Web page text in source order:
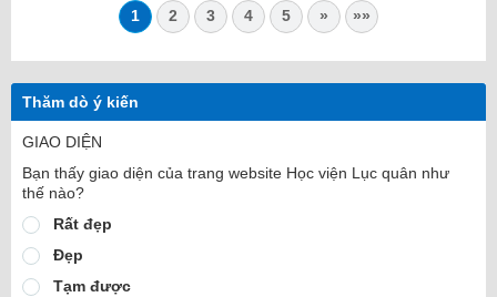
1 2 3 4 5 » »»
Thăm dò ý kiến
GIAO DIỆN
Bạn thấy giao diện của trang website Học viện Lục quân như
thế nào?
Rất đẹp
Đẹp
Tạm được